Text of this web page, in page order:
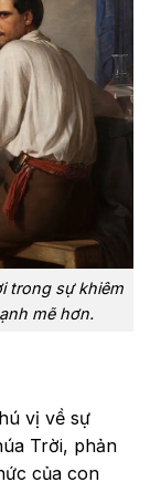
trong sự khiêm
mẽ hơn.
vị về sự
Trời, phản
của con